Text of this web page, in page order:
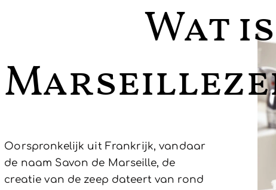
Wat is
Oorspronkelijk uit Frankrijk, vandaar
de naam Savon de Marseille, de
creatie van de zeep dateert van rond